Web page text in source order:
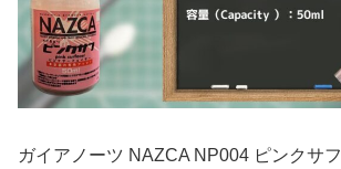
ガイアノーツ NAZCA NP004 ピンクサフ